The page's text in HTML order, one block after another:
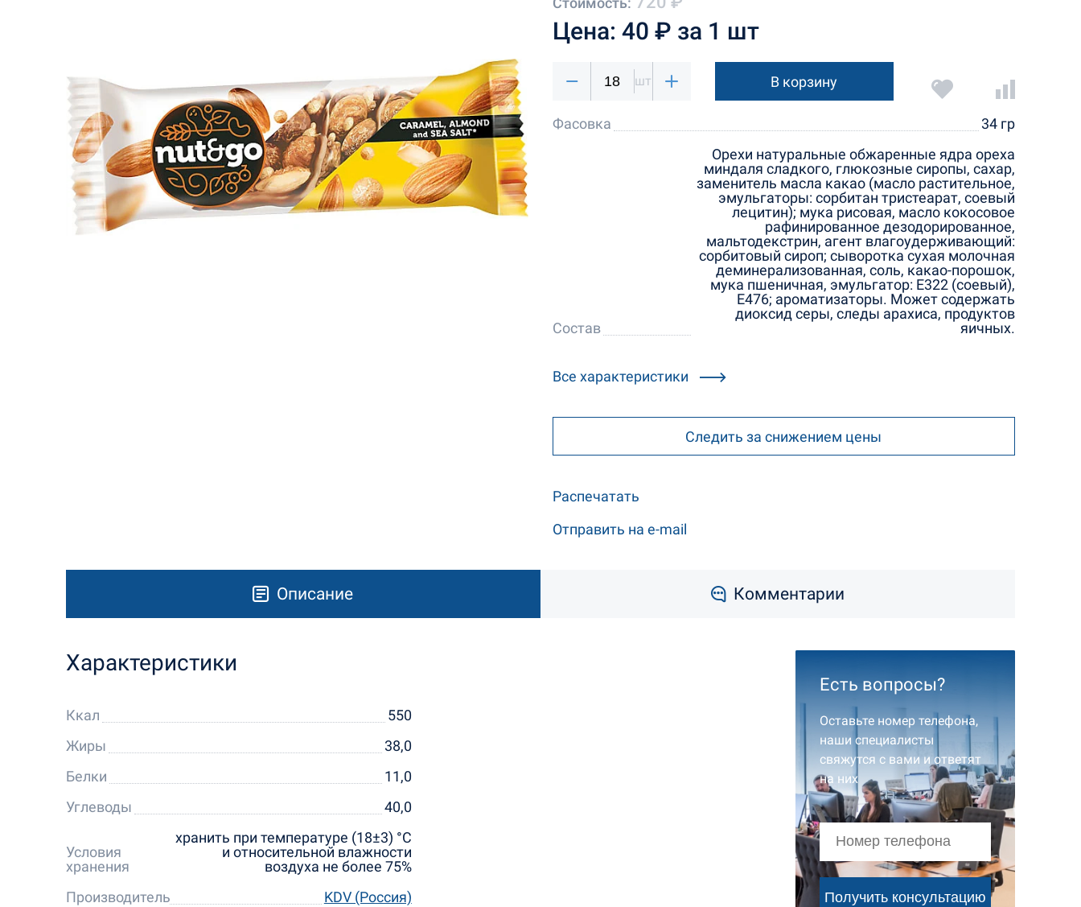
Цена: 40 ₽ за 1 шт
шт В корзину
Фасовка 34 гр
Состав
Орехи натуральные обжаренные ядра ореха
миндаля сладкого, глюкозные сиропы, сахар,
заменитель масла какао (масло растительное,
эмульгаторы: сорбитан тристеарат, соевый
лецитин); мука рисовая, масло кокосовое
рафинированное дезодорированное,
мальтодекстрин, агент влагоудерживающий:
сорбитовый сироп; сыворотка сухая молочная
деминерализованная, соль, какао-порошок,
мука пшеничная, эмульгатор: Е322 (соевый),
Е476; ароматизаторы. Может содержать
диоксид серы, следы арахиса, продуктов
яичных.
Все характеристики
Следить за снижением цены
Распечатать
Отправить на e-mail
Описание Комментарии
Характеристики
Ккал
550
Жиры
38,0
Белки
11,0
Углеводы
40,0
Условия
хранения
хранить при температуре (18±3) °С
и относительной влажности
воздуха не более 75%
Производитель
KDV (Россия)
Есть вопросы?
Оставьте номер телефона,
наши специалисты
свяжутся с вами и ответят
на них